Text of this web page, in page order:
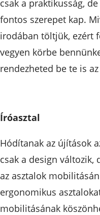
csak a praktikusság,
fontos szerepet kap.
irodában töltjük, ezért
vegyen körbe
rendezheted be te is
Íróasztal
Hódítanak az újítások
csak a design változik,
az asztalok
ergonomikus
mobilitásának